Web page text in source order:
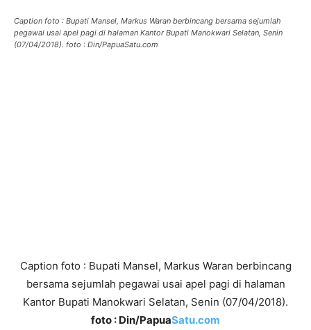
Caption foto : Bupati Mansel, Markus Waran berbincang bersama sejumlah
pegawai usai apel pagi di halaman Kantor Bupati Manokwari Selatan, Senin
(07/04/2018). foto : Din/PapuaSatu.com
Caption foto : Bupati Mansel, Markus Waran berbincang
bersama sejumlah pegawai usai apel pagi di halaman
Kantor Bupati Manokwari Selatan, Senin (07/04/2018).
foto : Din/PapuaSatu.com